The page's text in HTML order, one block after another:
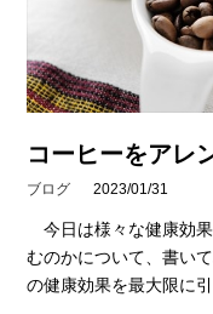
コーヒーをアレ
ブログ 2023/01/31
今日は様々な健康効
むのかについて、書い
の健康効果を最大限に